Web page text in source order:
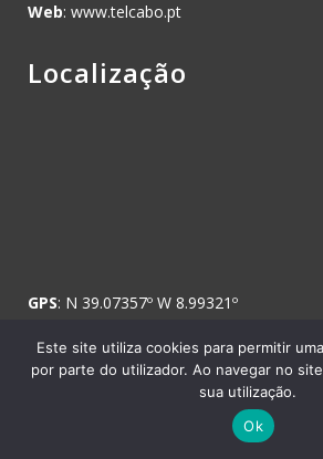
Web: www.telcabo.pt
Localização
GPS: N 39.07357º W 8.99321º
Copyright © 2008 Telcabo, Telecomunicações
Este site utiliza cookies para permitir
por parte do utilizador. Ao navegar no
sua utilização.
Ok